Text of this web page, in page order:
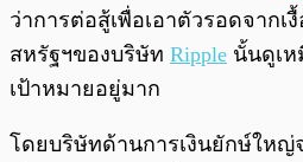
ว่าการต่อสู้เพื่อเอาตัวรอดจากเ
สหรัฐฯของบริษัท Ripple นั้นดูเห
เป้าหมายอยู่มาก
โดยบริษัทด้านการเงินยักษ์ให